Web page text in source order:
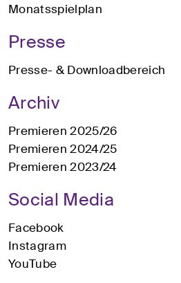
Monatsspielplan
Presse
Presse- & Downloadbereich
Archiv
Premieren 2025/26
Premieren 2024/25
Premieren 2023/24
Social Media
Facebook
Instagram
YouTube